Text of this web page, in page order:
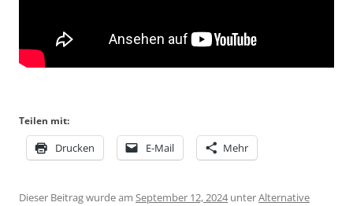
Teilen mit:
Drucken E-Mail Mehr
Dieser Beitrag wurde am September 12, 2024unterAlternative